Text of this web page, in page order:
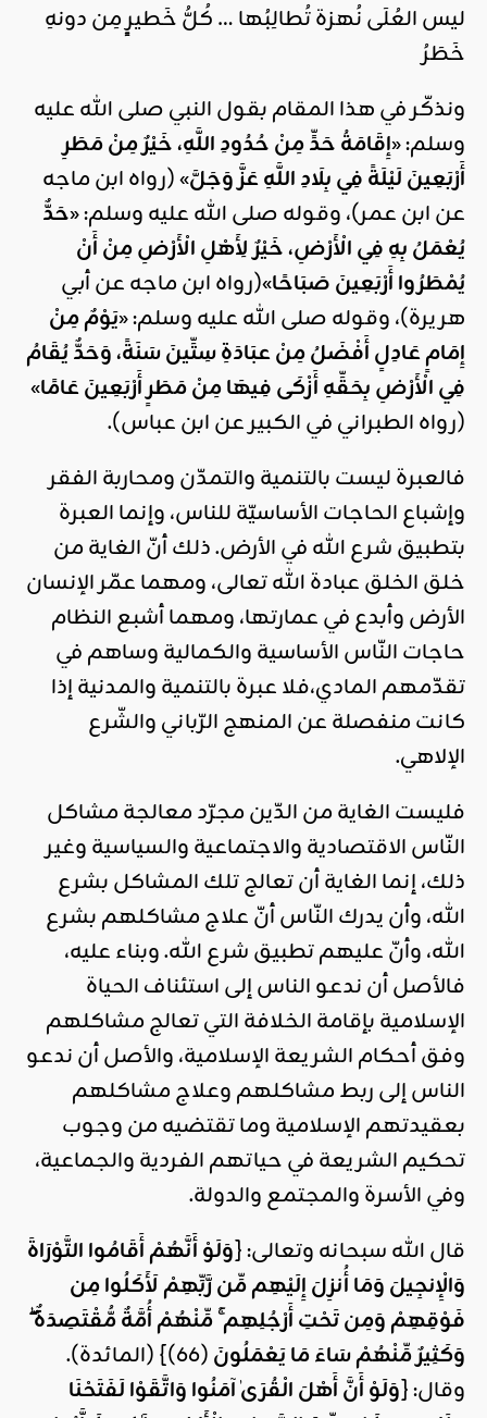
ليس العُلَى نُهزة تُطالِبُها … كُلُّ خَطيرٍ مِن دونهِ
خَطَرُ
ونذكّر في هذا المقام بقول النبي صلى الله عليه
وسلم: «إِقَامَةُ حَدٍّ مِنْ حُدُودِ اللَّهِ، خَيْرٌ مِنْ مَطَرِ
أَرْبَعِينَ لَيْلَةً فِي بِلَادِ اللَّهِ عَزَّ وَجَلَّ» (رواه ابن ماجه
عن ابن عمر)، وقوله صلى الله عليه وسلم: «حَدٌّ
يُعْمَلُ بِهِ فِي الْأَرْضِ، خَيْرٌ لِأَهْلِ الْأَرْضِ مِنْ أَنْ
يُمْطَرُوا أَرْبَعِينَ صَبَاحًا»(رواه ابن ماجه عن أبي
هريرة)، وقوله صلى الله عليه وسلم: «يَوْمٌ مِنْ
إِمَامٍ عَادِلٍ أَفْضَلُ مِنْ عبَادَةِ سِتِّينَ سَنَةً، وَحَدٌّ يُقَامُ
فِي الْأَرْضِ بِحَقِّهِ أَزْكَى فِيهَا مِنْ مَطَرٍ أَرْبَعِينَ عَامًا»
(رواه الطبراني في الكبير عن ابن عباس).
فالعبرة ليست بالتنمية والتمدّن ومحاربة الفقر
وإشباع الحاجات الأساسيّة للناس، وإنما العبرة
بتطبيق شرع الله في الأرض. ذلك أنّ الغاية من
خلق الخلق عبادة الله تعالى، ومهما عمّر الإنسان
الأرض وأبدع في عمارتها، ومهما أشبع النظام
حاجات النّاس الأساسية والكمالية وساهم في
تقدّمهم المادي،فلا عبرة بالتنمية والمدنية إذا
كانت منفصلة عن المنهج الرّباني والشّرع
الإلاهي.
فليست الغاية من الدّين مجرّد معالجة مشاكل
النّاس الاقتصادية والاجتماعية والسياسية وغير
ذلك، إنما الغاية أن تعالج تلك المشاكل بشرع
الله، وأن يدرك النّاس أنّ علاج مشاكلهم بشرع
الله، وأنّ عليهم تطبيق شرع الله. وبناء عليه،
فالأصل أن ندعو الناس إلى استئناف الحياة
الإسلامية بإقامة الخلافة التي تعالج مشاكلهم
وفق أحكام الشريعة الإسلامية، والأصل أن ندعو
الناس إلى ربط مشاكلهم وعلاج مشاكلهم
بعقيدتهم الإسلامية وما تقتضيه من وجوب
تحكيم الشريعة في حياتهم الفردية والجماعية،
وفي الأسرة والمجتمع والدولة.
قال الله سبحانه وتعالى: {وَلَوْ أَنَّهُمْ أَقَامُوا التَّوْرَاةَ
وَالْإِنجِيلَ وَمَا أُنزِلَ إِلَيْهِم مِّن رَّبِّهِمْ لَأَكَلُوا مِن
فَوْقِهِمْ وَمِن تَحْتِ أَرْجُلِهِم ۚ مِّنْهُمْ أُمَّةٌ مُّقْتَصِدَةٌ ۖ
وَكَثِيرٌ مِّنْهُمْ سَاءَ مَا يَعْمَلُونَ
(66)} (المائدة).
وقال: {وَلَوْ أَنَّ أَهْلَ الْقُرَىٰ آمَنُوا وَاتَّقَوْا لَفَتَحْنَا